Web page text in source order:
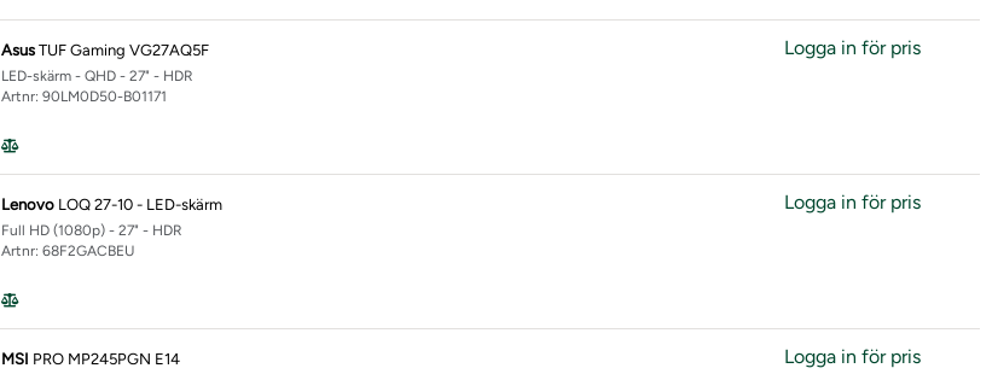
Asus TUF Gaming VG27AQ5F
LED-skärm - QHD - 27" - HDR
Artnr: 90LM0D50-B01171
Logga in för pris
Lenovo LOQ 27-10 - LED-skärm
Full HD (1080p) - 27" - HDR
Artnr: 68F2GACBEU
Logga in för pris
MSI PRO MP245PGN E14 Logga in för pris